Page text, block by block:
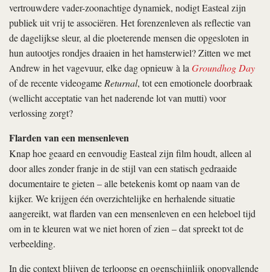
vertrouwdere vader-zoonachtige dynamiek, nodigt Easteal zijn
publiek uit vrij te associëren. Het forenzenleven als reflectie van
de dagelijkse sleur, al die ploeterende mensen die opgesloten in
hun autootjes rondjes draaien in het hamsterwiel? Zitten we met
Andrew in het vagevuur, elke dag opnieuw à la Groundhog Day
of de recente videogame Returnal, tot een emotionele doorbraak
(wellicht acceptatie van het naderende lot van mutti) voor
verlossing zorgt?
Flarden van een mensenleven
Knap hoe geaard en eenvoudig Easteal zijn film houdt, alleen al
door alles zonder franje in de stijl van een statisch gedraaide
documentaire te gieten – alle betekenis komt op naam van de
kijker. We krijgen één overzichtelijke en herhalende situatie
aangereikt, wat flarden van een mensenleven en een heleboel tijd
om in te kleuren wat we niet horen of zien – dat spreekt tot de
verbeelding.
In die context blijven de terloopse en ogenschijnlijk onopvallende